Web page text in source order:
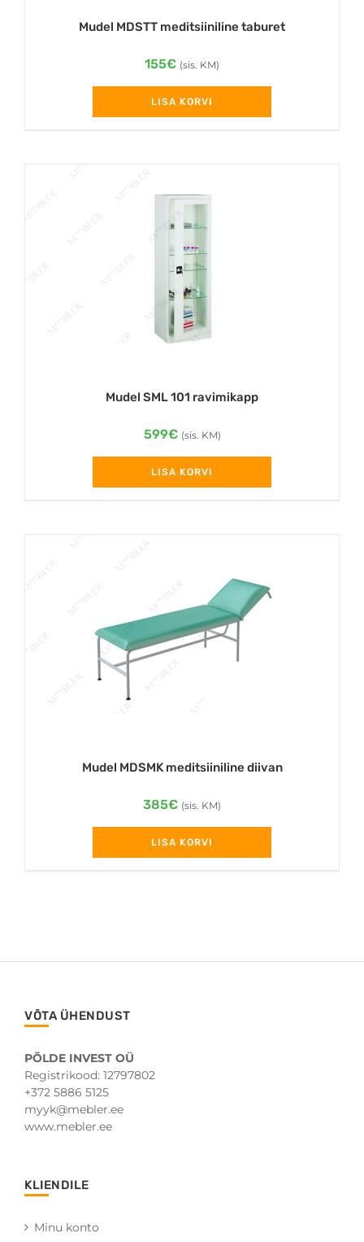
Mudel MDSTT meditsiiniline taburet
155€ (sis. KM)
LISA KORVI
Mudel SML 101 ravimikapp
599€ (sis. KM)
LISA KORVI
Mudel MDSMK meditsiiniline diivan
385€ (sis. KM)
LISA KORVI
VÕTA ÜHENDUST
PÕLDE INVEST OÜ
Registrikood: 12797802
+372 5886 5125
myyk@mebler.ee
www.mebler.ee
KLIENDILE
Minu konto